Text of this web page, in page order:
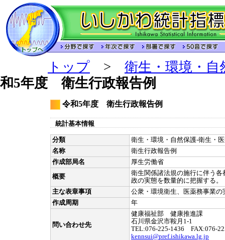
トップ > 衛生・環境・自
和5年度 衛生行政報告例
令和5年度 衛生行政報告例
統計基本情報
分類
衛生・環境・自然保護-衛生・
名称
衛生行政報告例
作成部局名
厚生労働省
概要
衛生関係諸法規の施行に伴う
政の実態を数量的に把握する。
主な表章事項
公衆・環境衛生、医薬務事業の
作成周期
年
問い合わせ先
健康福祉部 健康推進課
石川県金沢市鞍月1-1
TEL:076-225-1436 FAX:076-
kennsui@pref.ishikawa.lg.jp